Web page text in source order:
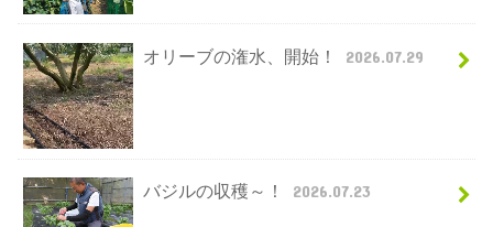
オリーブの潅水、開始！ 2026.07.29
バジルの収穫～！ 2026.07.23